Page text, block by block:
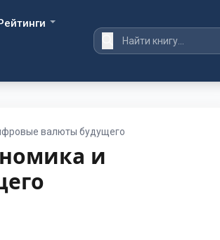
валюты будущего
и